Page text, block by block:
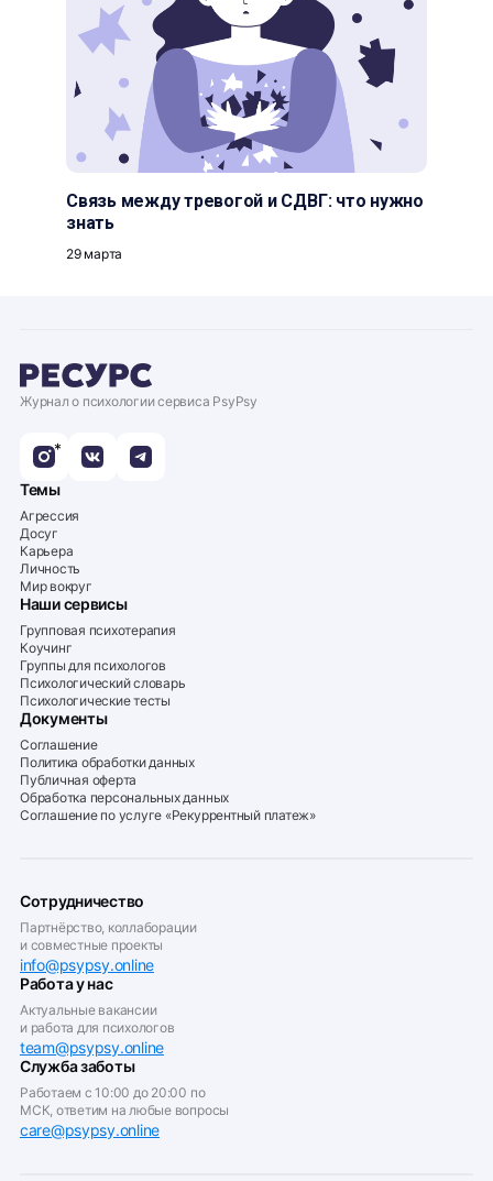
Связь между тревогой и СДВГ: что нужно
знать
29 марта
Журнал о психологии сервиса PsyPsy
*
Темы
Агрессия
Досуг
Карьера
Личность
Мир вокруг
Наши сервисы
Групповая психотерапия
Коучинг
Группы для психологов
Психологический словарь
Психологические тесты
Документы
Соглашение
Политика обработки данных
Публичная оферта
Обработка персональных данных
Соглашение по услуге «Рекуррентный платеж»
Сотрудничество
Партнёрство, коллаборации
и совместные проекты
info@psypsy.online
Работа у нас
Актуальные вакансии
и работа для психологов
team@psypsy.online
Служба заботы
Работаем с 10:00 до 20:00 по
МСК, ответим на любые вопросы
care@psypsy.online